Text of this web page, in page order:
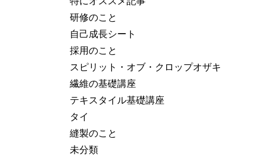
研修のこと
自己成長シート
採用のこと
スピリット・オブ・クロップオザキ
繊維の基礎講座
テキスタイル基礎講座
タイ
縫製のこと
未分類